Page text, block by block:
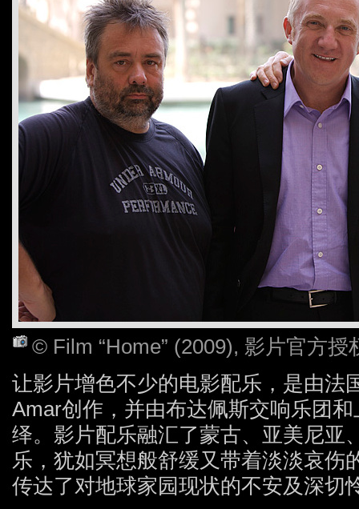
© Film “Home” (2009), 影片官方授
让影片增色不少的电影配乐，是由法
Amar创作，并由布达佩斯交响乐团
绎。影片配乐融汇了蒙古、亚美尼亚
乐，犹如冥想般舒缓又带着淡淡哀伤
传达了对地球家园现状的不安及深切